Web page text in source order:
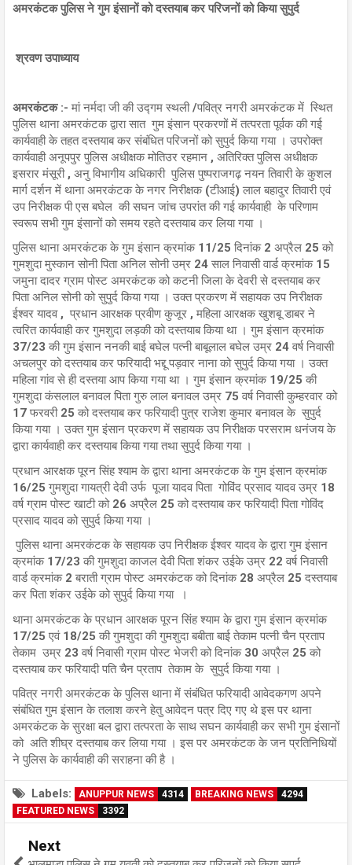
अमरकंटक पुलिस ने गुम इंसानों को दस्तयाब कर परिजनों को किया सुपुर्द
श्रवण उपाध्याय
अमरकंटक :- मां नर्मदा जी की उद्गम स्थली /पवित्र नगरी अमरकंटक में स्थित
पुलिस थाना अमरकंटक द्वारा सात गुम इंसान प्रकरणों में तत्परता पूर्वक की गई
कार्यवाही के तहत दस्तयाब कर संबंधित परिजनों को सुपुर्द किया गया । उपरोक्त
कार्यवाही अनूपपुर पुलिस अधीक्षक मोतिउर रहमान , अतिरिक्त पुलिस अधीक्षक
इसरार मंसूरी , अनु विभागीय अधिकारी पुलिस पुष्पराजगढ़ नयन तिवारी के कुशल
मार्ग दर्शन में थाना अमरकंटक के नगर निरीक्षक (टीआई) लाल बहादुर तिवारी एवं
उप निरीक्षक पी एस बघेल की सघन जांच उपरांत की गई कार्यवाही के परिणाम
स्वरूप सभी गुम इंसानों को समय रहते दस्तयाब कर लिया गया ।
पुलिस थाना अमरकंटक के गुम इंसान क्रमांक 11/25 दिनांक 2 अप्रैल 25 को
गुमशुदा मुस्कान सोनी पिता अनिल सोनी उम्र 24 साल निवासी वार्ड क्रमांक 15
जमुना दादर ग्राम पोस्ट अमरकंटक को कटनी जिला के देवरी से दस्तयाब कर
पिता अनिल सोनी को सुपुर्द किया गया । उक्त प्रकरण में सहायक उप निरीक्षक
ईश्वर यादव , प्रधान आरक्षक प्रवीण कुजूर , महिला आरक्षक खुशबू डाबर ने
त्वरित कार्यवाही कर गुमशुदा लड़की को दस्तयाब किया था । गुम इंसान क्रमांक
37/23 की गुम इंसान ननकी बाई बघेल पत्नी बाबूलाल बघेल उम्र 24 वर्ष निवासी
अचलपुर को दस्तयाब कर फरियादी भद्दू पड़वार नाना को सुपुर्द किया गया । उक्त
महिला गांव से ही दस्तया आप किया गया था । गुम इंसान क्रमांक 19/25 की
गुमशुदा कंसलाल बनावल पिता गुरु लाल बनावल उम्र 75 वर्ष निवासी कुम्हरवार को
17 फरवरी 25 को दस्तयाब कर फरियादी पुत्र राजेश कुमार बनावल के सुपुर्द
किया गया । उक्त गुम इंसान प्रकरण में सहायक उप निरीक्षक परसराम धनंजय के
द्वारा कार्यवाही कर दस्तयाब किया गया तथा सुपुर्द किया गया ।
प्रधान आरक्षक पूरन सिंह श्याम के द्वारा थाना अमरकंटक के गुम इंसान क्रमांक
16/25 गुमशुदा गायत्री देवी उर्फ पूजा यादव पिता गोविंद प्रसाद यादव उम्र 18
वर्ष ग्राम पोस्ट खाटी को 26 अप्रैल 25 को दस्तयाब कर फरियादी पिता गोविंद
प्रसाद यादव को सुपुर्द किया गया ।
पुलिस थाना अमरकंटक के सहायक उप निरीक्षक ईश्वर यादव के द्वारा गुम इंसान
क्रमांक 17/23 की गुमशुदा काजल देवी पिता शंकर उईके उम्र 22 वर्ष निवासी
वार्ड क्रमांक 2 बराती ग्राम पोस्ट अमरकंटक को दिनांक 28 अप्रैल 25 दस्तयाब
कर पिता शंकर उईके को सुपुर्द किया गया ।
थाना अमरकंटक के प्रधान आरक्षक पूरन सिंह श्याम के द्वारा गुम इंसान क्रमांक
17/25 एवं 18/25 की गुमशुदा की गुमशुदा बबीता बाई तेकाम पत्नी चैन प्रताप
तेकाम उम्र 23 वर्ष निवासी ग्राम पोस्ट भेजरी को दिनांक 30 अप्रैल 25 को
दस्तयाब कर फरियादी पति चैन प्रताप तेकाम के सुपुर्द किया गया ।
पवित्र नगरी अमरकंटक के पुलिस थाना में संबंधित फरियादी आवेदकगण अपने
संबंधित गुम इंसान के तलाश करने हेतु आवेदन पत्र दिए गए थे इस पर थाना
अमरकंटक के सुरक्षा बल द्वारा तत्परता के साथ सघन कार्यवाही कर सभी गुम इंसानों
को अति शीघ्र दस्तयाब कर लिया गया । इस पर अमरकंटक के जन प्रतिनिधियों
ने पुलिस के कार्यवाही की सराहना की है ।
Labels: ANUPPUR NEWS 4314 BREAKING NEWS
4294
FEATURED NEWS
3392
Next